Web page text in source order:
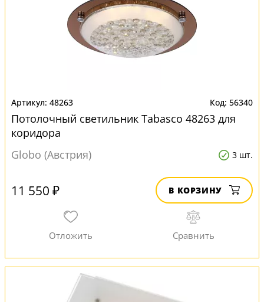
48263 56340
Потолочный светильник Tabasco 48263 для
коридора
Globo (Австрия)
3 шт.
11 550 ₽ В КОРЗИНУ